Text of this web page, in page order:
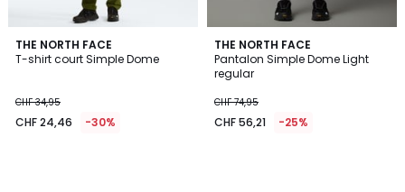
THE NORTH FACE
T-shirt court Simple Dome
CHF 34,95
CHF 24,46 -30%
THE NORTH FACE
Pantalon Simple Dome Light
regular
CHF 74,95
CHF 56,21 -25%